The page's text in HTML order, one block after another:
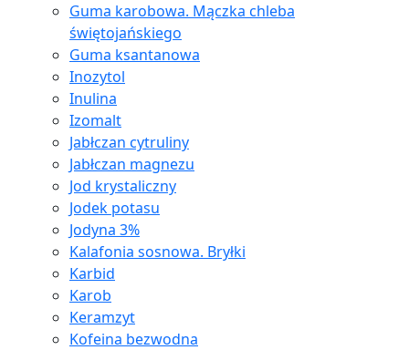
Guma karobowa. Mączka chleba
świętojańskiego
Guma ksantanowa
Inozytol
Inulina
Izomalt
Jabłczan cytruliny
Jabłczan magnezu
Jod krystaliczny
Jodek potasu
Jodyna 3%
Kalafonia sosnowa. Bryłki
Karbid
Karob
Keramzyt
Kofeina bezwodna